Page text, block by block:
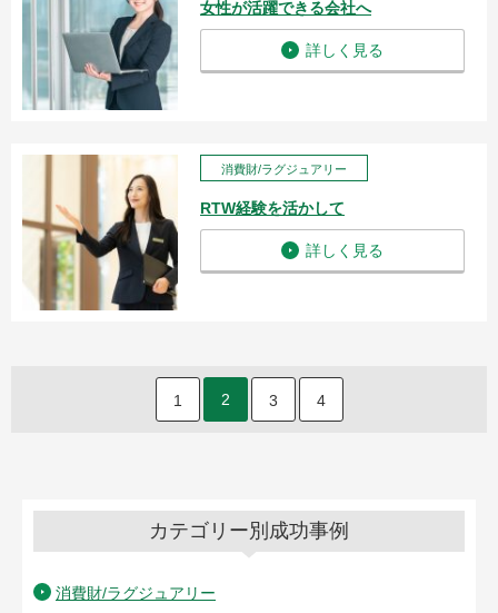
女性が活躍できる会社へ
詳しく見る
消費財/ラグジュアリー
RTW経験を活かして
詳しく見る
1 2 3 4
カテゴリー別成功事例
消費財/ラグジュアリー